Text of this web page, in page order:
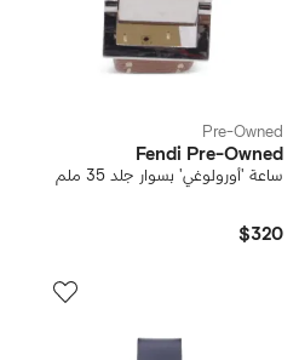
Pre-Owned
Fendi Pre-Owned
ساعة 'أورولوغي' بسوار جلد 35 ملم
$320